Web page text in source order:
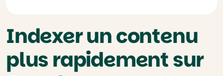
Indexer un contenu
plus rapidement sur